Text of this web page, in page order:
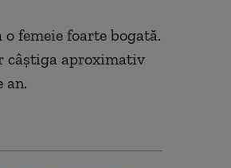
femeie foarte bogată.
câștiga aproximativ
an.